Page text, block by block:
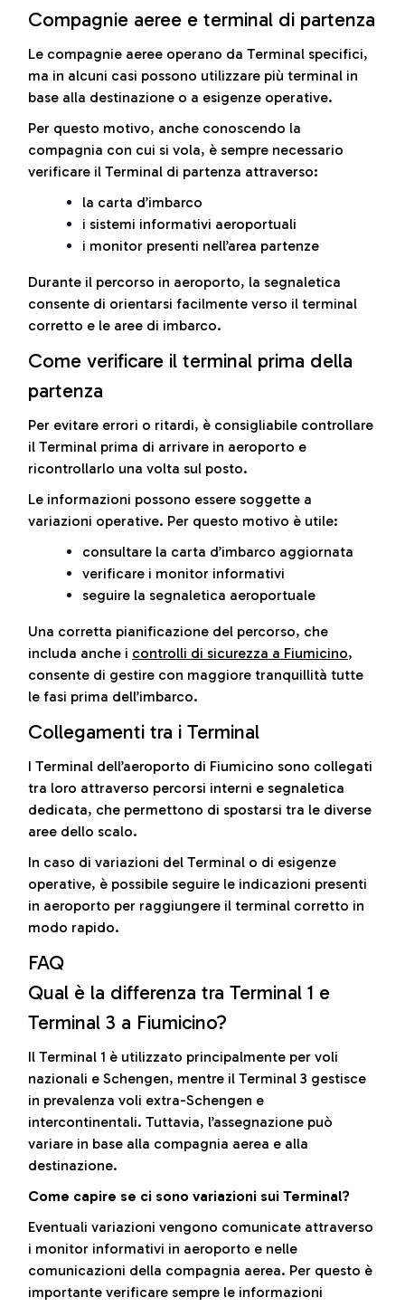
Compagnie aeree e terminal di partenza
Le compagnie aeree operano da Terminal specifici,
ma in alcuni casi possono utilizzare più terminal in
base alla destinazione o a esigenze operative.
Per questo motivo, anche conoscendo la
compagnia con cui si vola, è sempre necessario
verificare il Terminal di partenza attraverso:
la carta d’imbarco
i sistemi informativi aeroportuali
i monitor presenti nell’area partenze
Durante il percorso in aeroporto, la segnaletica
consente di orientarsi facilmente verso il terminal
corretto e le aree di imbarco.
Come verificare il terminal prima della
partenza
Per evitare errori o ritardi, è consigliabile controllare
il Terminal prima di arrivare in aeroporto e
ricontrollarlo una volta sul posto.
Le informazioni possono essere soggette a
variazioni operative. Per questo motivo è utile:
consultare la carta d’imbarco aggiornata
verificare i monitor informativi
seguire la segnaletica aeroportuale
Una corretta pianificazione del percorso, che
includa anche i controlli di sicurezza a Fiumicino,
consente di gestire con maggiore tranquillità tutte
le fasi prima dell’imbarco.
Collegamenti tra i Terminal
I Terminal dell’aeroporto di Fiumicino sono collegati
tra loro attraverso percorsi interni e segnaletica
dedicata, che permettono di spostarsi tra le diverse
aree dello scalo.
In caso di variazioni del Terminal o di esigenze
operative, è possibile seguire le indicazioni presenti
in aeroporto per raggiungere il terminal corretto in
modo rapido.
FAQ
Qual è la differenza tra Terminal 1 e
Terminal 3 a Fiumicino?
Il Terminal 1 è utilizzato principalmente per voli
nazionali e Schengen, mentre il Terminal 3 gestisce
in prevalenza voli extra-Schengen e
intercontinentali. Tuttavia, l’assegnazione può
variare in base alla compagnia aerea e alla
destinazione.
Come capire se ci sono variazioni sui Terminal?
Eventuali variazioni vengono comunicate attraverso
i monitor informativi in aeroporto e nelle
comunicazioni della compagnia aerea. Per questo è
importante verificare sempre le informazioni